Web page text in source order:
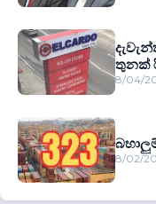
තුනක්
8/04/
8/02/